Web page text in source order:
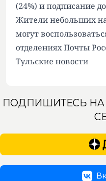
(24%) и подписание
Жители небольших
могут
отделениях Почты
Тульские новости
ПОДПИШИТЕСЬ